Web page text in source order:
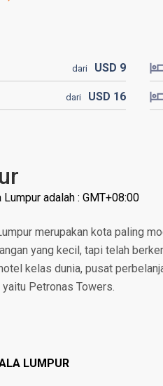
dari USD 9
dari USD 16
adalah : GMT+08:00
merupakan kota paling
yang kecil, tapi telah
kelas dunia, pusat
Petronas Towers.
LUMPUR